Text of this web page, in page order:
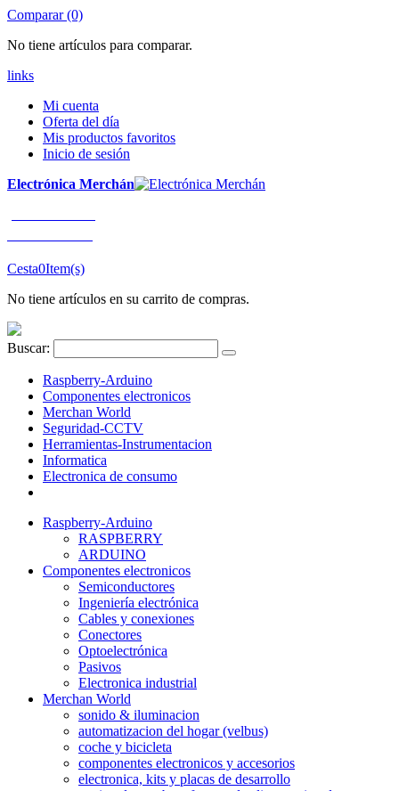
Comparar (0)
No tiene artículos para comparar.
links
Mi cuenta
Oferta del día
Mis productos favoritos
Inicio de sesión
Electrónica Merchán
Cesta0Item(s)
No tiene artículos en su carrito de compras.
Buscar:
Raspberry-Arduino
Componentes electronicos
Merchan World
Seguridad-CCTV
Herramientas-Instrumentacion
Informatica
Electronica de consumo
Raspberry-Arduino
RASPBERRY
ARDUINO
Componentes electronicos
Semiconductores
Ingeniería electrónica
Cables y conexiones
Conectores
Optoelectrónica
Pasivos
Electronica industrial
Merchan World
sonido & iluminacion
automatizacion del hogar (velbus)
coche y bicicleta
componentes electronicos y accesorios
electronica, kits y placas de desarrollo